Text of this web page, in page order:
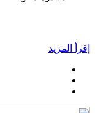
إقرأ المزيد